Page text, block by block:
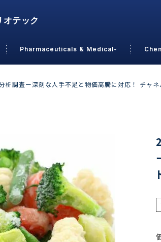
Pharmaceuticals & Medical
リセット
& Food
食品
品
Ｆ
用
添加物
通販
サプリ
美容
シニア
女性・フェムケア
オーラル
生活習慣
介護
析調査ー深刻な人手不足と物価高騰に対応！ チャ